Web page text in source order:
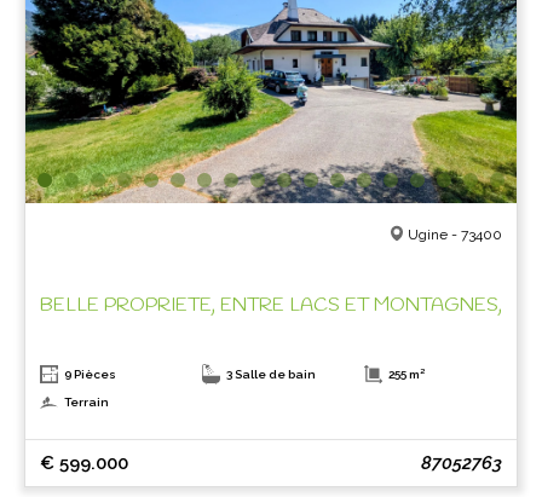
Ugine - 73400
BELLE PROPRIETE, ENTRE LACS ET MONTAGNES,
9 Pièces 3 Salle de bain 255 m²
Terrain
€ 599.000 87052763